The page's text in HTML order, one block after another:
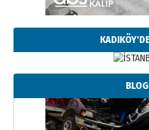
BLOG
Paranın Aile Kültüründeki Yeri
03 Ağustos 2026 Pazartesi